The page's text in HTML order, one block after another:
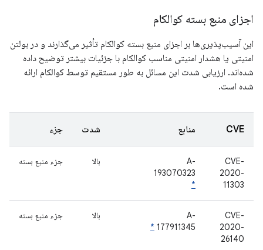
اجزای منبع بسته کوالکام
این آسیب‌پذیری‌ها بر اجزای منبع بسته کوالکام تأثیر می‌گذارند و در بولتن
امنیتی یا هشدار امنیتی مناسب کوالکام با جزئیات بیشتر توضیح داده
شده‌اند. ارزیابی شدت این مسائل به طور مستقیم توسط کوالکام ارائه
شده است.
CVE منابع شدت جزء
CVE-
2020-
11303
A-
193070323
*
بالا جزء منبع بسته
CVE-
2020-
26140
A-
177911345
*
بالا جزء منبع بسته